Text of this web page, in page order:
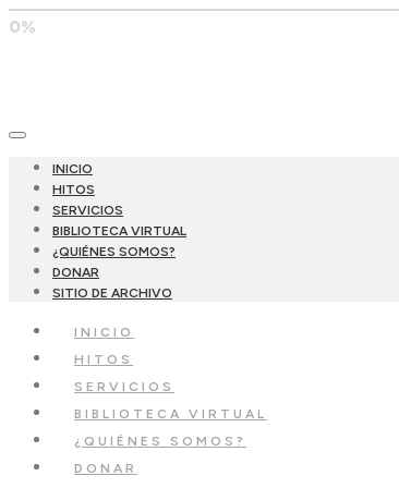
0%
INICIO
HITOS
SERVICIOS
BIBLIOTECA VIRTUAL
¿QUIÉNES SOMOS?
DONAR
SITIO DE ARCHIVO
INICIO
HITOS
SERVICIOS
BIBLIOTECA VIRTUAL
¿QUIÉNES SOMOS?
DONAR